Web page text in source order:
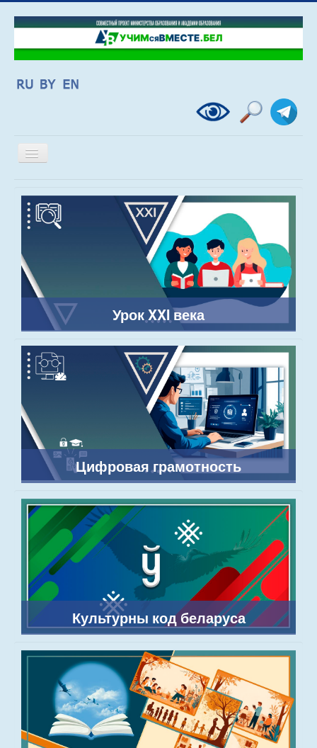
Включить/
выключить
Урок XXI века
Цифровая грамотность
Культурны код беларуса